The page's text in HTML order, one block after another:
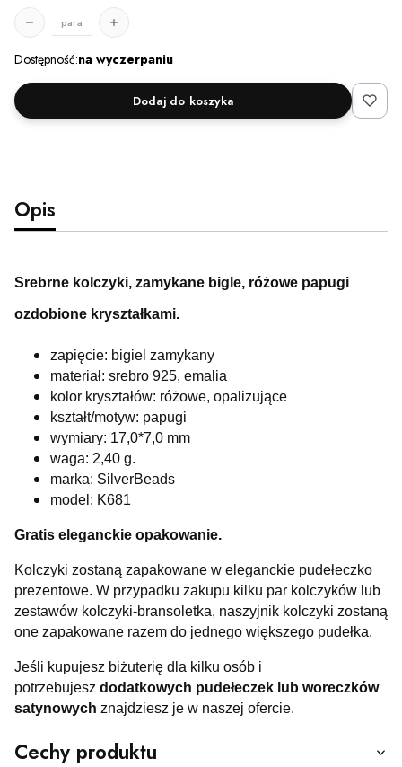
para
Dostępność:na wyczerpaniu
Dodaj do koszyka
Opis
Srebrne kolczyki, zamykane bigle, różowe papugi
ozdobione kryształkami.
zapięcie: bigiel zamykany
materiał: srebro 925, emalia
kolor kryształów: różowe, opalizujące
kształt/motyw: papugi
wymiary: 17,0*7,0 mm
waga: 2,40 g.
marka: SilverBeads
model: K681
Gratis eleganckie opakowanie.
Kolczyki zostaną zapakowane w eleganckie pudełeczko
prezentowe. W przypadku zakupu kilku par kolczyków lub
zestawów kolczyki-bransoletka, naszyjnik kolczyki zostaną
one zapakowane razem do jednego większego pudełka.
Jeśli kupujesz biżuterię dla kilku osób i
potrzebujesz dodatkowych pudełeczek lub woreczków
satynowych znajdziesz je w naszej ofercie.
Cechy produktu